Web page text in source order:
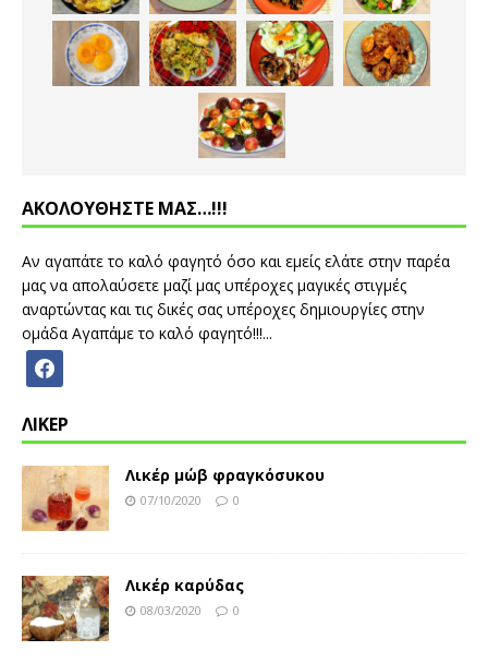
ΑΚΟΛΟΥΘΗΣΤΕ ΜΑΣ…!!!
Αν αγαπάτε το καλό φαγητό όσο και εμείς ελάτε στην παρέα
μας να απολαύσετε μαζί μας υπέροχες μαγικές στιγμές
αναρτώντας και τις δικές σας υπέροχες δημιουργίες στην
ομάδα Αγαπάμε το καλό φαγητό!!!...
ΛΙΚΕΡ
Λικέρ μώβ φραγκόσυκου
07/10/2020 0
Λικέρ καρύδας
08/03/2020 0